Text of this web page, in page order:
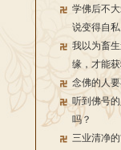
学佛后不
说变得自私
我以为畜
缘，才能获
念佛的人
听到佛号
吗？
三业清净的